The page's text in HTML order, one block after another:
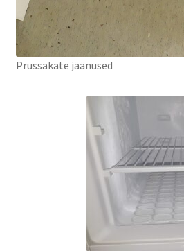
Prussakate jäänused